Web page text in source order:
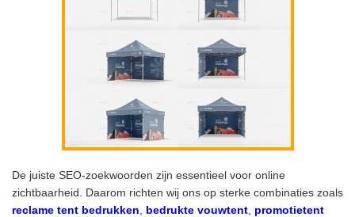
De juiste SEO-zoekwoorden zijn essentieel voor online
zichtbaarheid. Daarom richten wij ons op sterke combinaties zoals
reclame tent bedrukken
bedrukte vouwtent promotietent